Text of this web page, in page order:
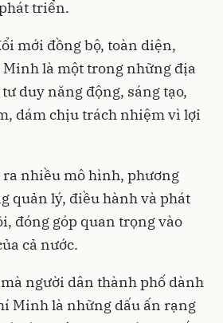
triển.
mới đồng bộ, toàn diện,
Minh là một trong những địa
duy năng động, sáng tạo,
dám chịu trách nhiệm vì lợi
ra nhiều mô hình, phương
quản lý, điều hành và phát
đóng góp quan trọng vào
cả nước.
người dân thành phố dành
Minh là những dấu ấn rạng